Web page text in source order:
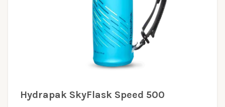
Hydrapak SkyFlask Speed 500